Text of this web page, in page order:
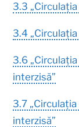
3.3
3.4
3.6
interzisă”
3.7
interzisă”